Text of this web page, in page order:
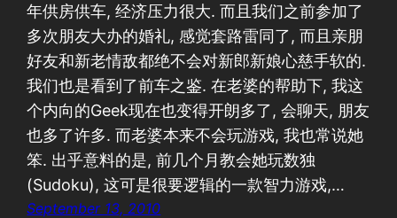
年供房供车, 经济压力很大. 而且我们之前参加了
多次朋友大办的婚礼, 感觉套路雷同了, 而且亲朋
好友和新老情敌都绝不会对新郎新娘心慈手软的.
我们也是看到了前车之鉴. 在老婆的帮助下, 我这
个内向的Geek现在也变得开朗多了, 会聊天, 朋友
也多了许多. 而老婆本来不会玩游戏, 我也常说她
笨. 出乎意料的是, 前几个月教会她玩数独
(Sudoku), 这可是很要逻辑的一款智力游戏,…
September 13, 2010